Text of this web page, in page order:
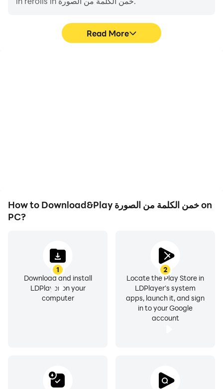
Read More
How to Download&Play خمن الكلمة من الصورة on
PC?
1
Download and install
LDPlayer on your
computer
2
Locate the Play Store in
LDPlayer's system
apps, launch it, and sign
in to your Google
account